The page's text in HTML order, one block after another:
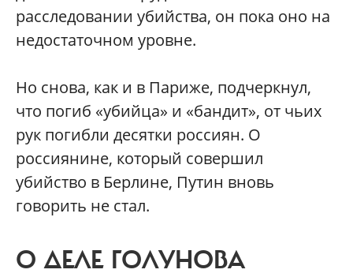
расследовании убийства, он пока оно на
недостаточном уровне.
Но снова, как и в Париже, подчеркнул,
что погиб «убийца» и «бандит», от чьих
рук погибли десятки россиян. О
россиянине, который совершил
убийство в Берлине, Путин вновь
говорить не стал.
О ДЕЛЕ ГОЛУНОВА